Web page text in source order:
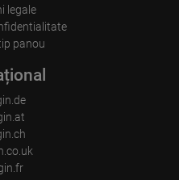
legale
panou